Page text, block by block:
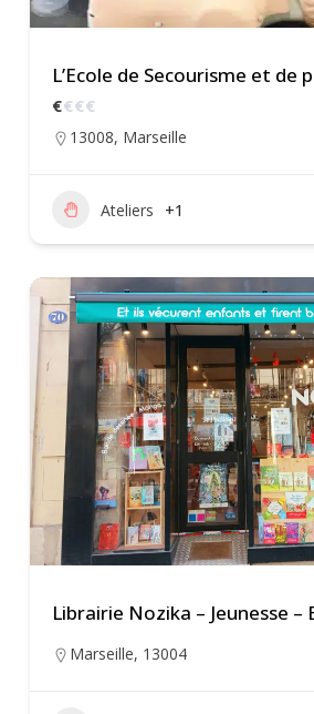
L’Ecole de Secourisme et de
€€€€
13008, Marseille
Ateliers +1
Librairie Nozika – Jeunesse –
Marseille, 13004